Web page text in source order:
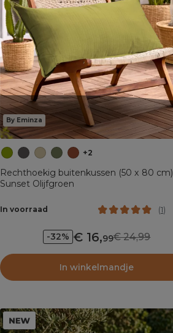
By Eminza
+2
Rechthoekig buitenkussen (50 x 80 cm)
Sunset Olijfgroen
In voorraad (1)
-32% 16,9924,99
In winkelmandje